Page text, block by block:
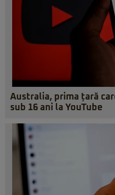
Australia, prima țară
sub 16 ani la YouTube